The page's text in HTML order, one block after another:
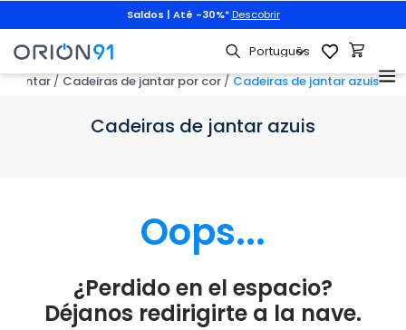
Saldos | Até -30%* Descobrir
jantar Cadeiras de jantar por cor Cadeiras de jantar azuis
Cadeiras de jantar azuis
Oops...
¿Perdido en el espacio?
Déjanos redirigirte a la nave.